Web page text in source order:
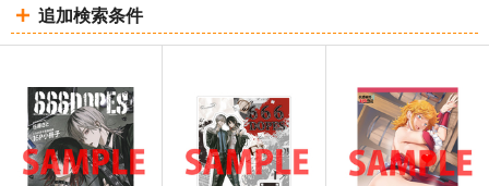
ム
表
ム
表
ム
表
追加検索条件